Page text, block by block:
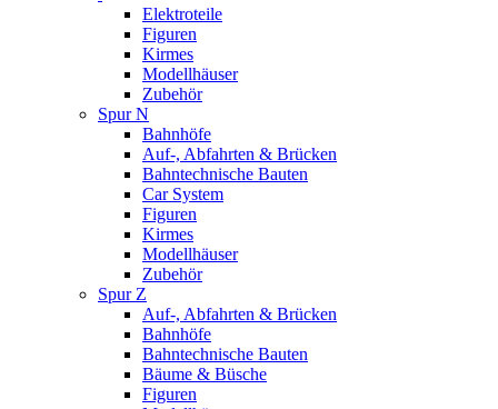
Elektroteile
Figuren
Kirmes
Modellhäuser
Zubehör
Spur N
Bahnhöfe
Auf-, Abfahrten & Brücken
Bahntechnische Bauten
Car System
Figuren
Kirmes
Modellhäuser
Zubehör
Spur Z
Auf-, Abfahrten & Brücken
Bahnhöfe
Bahntechnische Bauten
Bäume & Büsche
Figuren